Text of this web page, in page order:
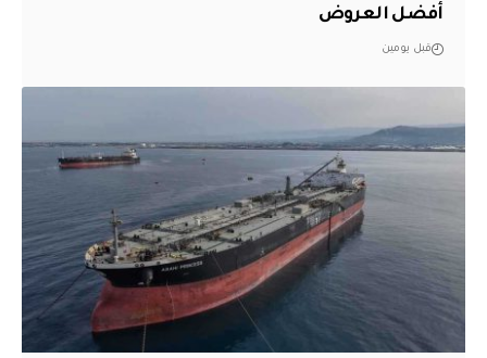
أفضل العروض
قبل يومين